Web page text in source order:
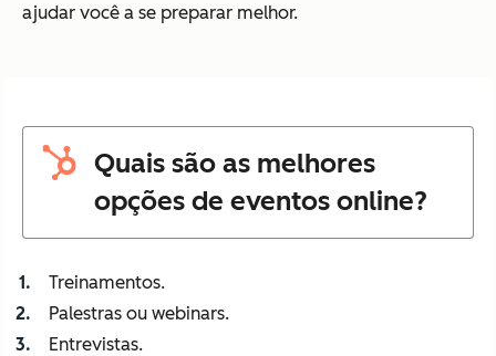
ajudar você a se preparar melhor.
Quais são as melhores
opções de eventos online?
Treinamentos.
Palestras ou webinars.
Entrevistas.